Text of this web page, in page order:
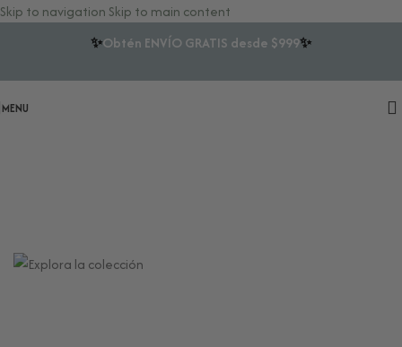
Skip to navigation Skip to main content
✨Obtén ENVÍO GRATIS desde $999✨
MENU